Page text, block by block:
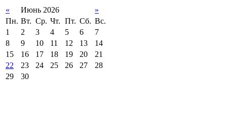
« Июнь 2026
»
Пн. Вт. Ср. Чт. Пт. Сб. Вс.
1
2 3 4 5 6
7
8
9 10 11 12 13
14
15
16 17 18 19 20
21
22
23 24 25 26 27
28
29
30